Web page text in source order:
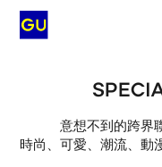
意想不到的跨界
時尚、可愛、潮流、動